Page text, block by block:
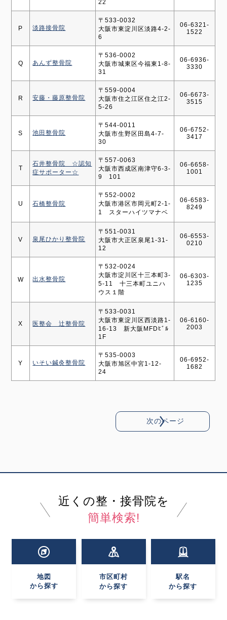
22
P 淡路接骨院
〒533-0032
大阪市東淀川区淡路4-2-
6
06-6321-
1522
Q あんず整骨院
〒536-0002
大阪市城東区今福東1-8-
31
06-6936-
3330
R 安藤・藤原整骨院
〒559-0004
大阪市住之江区住之江2-
5-26
06-6673-
3515
S 池田整骨院
〒544-0011
大阪市生野区田島4-7-
30
06-6752-
3417
T
石井整骨院 ☆認知
症サポーター☆
〒557-0063
大阪市西成区南津守6-3-
9 101
06-6658-
1001
U 石橋整骨院
〒552-0002
大阪市港区市岡元町2-1-
1 スターハイツマナベ
06-6583-
8249
V 泉尾ひかり整骨院
〒551-0031
大阪市大正区泉尾1-31-
12
06-6553-
0210
W 出水整骨院
〒532-0024
大阪市淀川区十三本町3-
5-11 十三本町ユニハ
ウス１階
06-6303-
1235
X 医整会 辻整骨院
〒533-0031
大阪市東淀川区西淡路1-
16-13 新大阪MFDﾋﾞﾙ
1F
06-6160-
2003
Y いそい鍼灸整骨院
〒535-0003
大阪市旭区中宮1-12-
24
06-6952-
1682
次のページ
近くの整・接骨院を
簡単検索!
地図
から探す
市区町村
から探す
駅名
から探す